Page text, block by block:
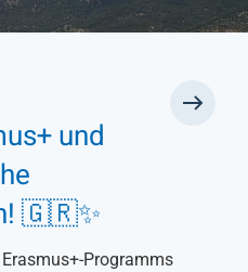
und
🇬🇷✨
Programms